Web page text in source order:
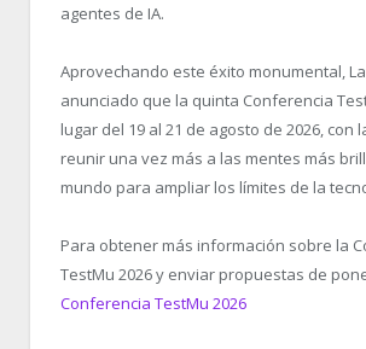
agentes de IA.
Aprovechando este éxito monumental,
anunciado que la quinta Conferencia
lugar del 19 al 21 de agosto de 2026, con
reunir una vez más a las mentes más
mundo para ampliar los límites de la
Para obtener más información sobre la
TestMu 2026 y enviar propuestas de
Conferencia TestMu 2026